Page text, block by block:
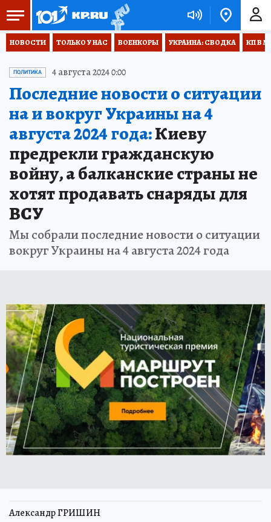
НОВОСТИ ТОЛЬКО У НАС ВОЕНКОРЫ УКРАИНА: СВОДКА КП В
ПОЛИТИКА 4 августа 2024 0:00
Последние новости о ситуации
на и вокруг Украины на 4
августа 2024 года:Киеву
предрекли гражданскую
войну, а балканские страны не
хотят продавать снаряды для
ВСУ
Мы собрали последние новости о ситуации
вокруг Украины на 4 августа 2024 года
Александр ГРИШИН